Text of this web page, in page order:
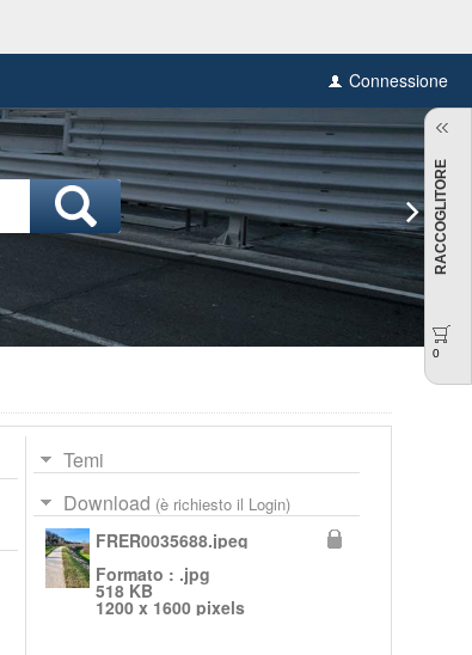
Connessione
Temi
Download (è richiesto il Login)
FRER0035688.jpeg
Formato : .jpg
518 KB
1200 x 1600 pixels
RACCOGLITORE
0